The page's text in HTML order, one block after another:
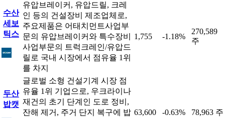
수산
세보
틱스
유압브레이커, 유압드릴, 크레
인 등의 건설장비 제조업체로,
주요제품은 어태치먼트사업부
문의 유압브레이커와 특수장비
사업부문의 트럭크레인/유압드
릴로 국내 시장에서 점유율 1위
를 차지
1,755 -1.18%
270,589
주
두산
밥캣
글로벌 소형 건설기계 시장 점
유율 1위 기업으로, 우크라이나
재건의 초기 단계인 도로 정비,
잔해 제거, 주거 단지 복구에 밥 63,600 -0.63% 78,963 주